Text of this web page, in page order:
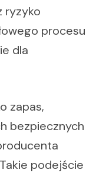
ryzyko
procesu
dla
zapas,
bezpiecznych
podejście